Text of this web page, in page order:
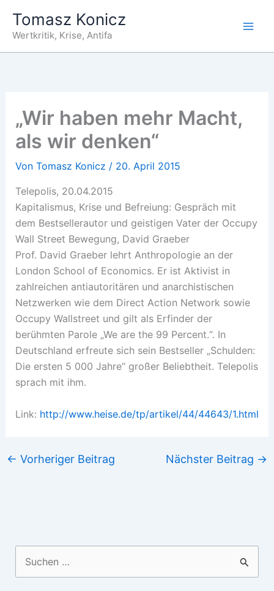
Inhalt
springen
Tomasz Konicz
Wertkritik, Krise, Antifa
„Wir haben mehr Macht,
als wir denken“
Von Tomasz Konicz / 20. April 2015
Telepolis, 20.04.2015
Kapitalismus, Krise und Befreiung: Gespräch mit
dem Bestsellerautor und geistigen Vater der Occupy
Wall Street Bewegung, David Graeber
Prof. David Graeber lehrt Anthropologie an der
London School of Economics. Er ist Aktivist in
zahlreichen antiautoritären und anarchistischen
Netzwerken wie dem Direct Action Network sowie
Occupy Wallstreet und gilt als Erfinder der
berühmten Parole „We are the 99 Percent.“. In
Deutschland erfreute sich sein Bestseller „Schulden:
Die ersten 5 000 Jahre“ großer Beliebtheit. Telepolis
sprach mit ihm.
Link: http://www.heise.de/tp/artikel/44/44643/1.html
← Vorheriger Beitrag Nächster Beitrag →
nach: